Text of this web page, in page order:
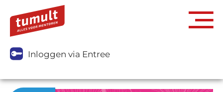
Inloggen via Entree